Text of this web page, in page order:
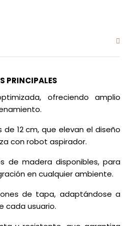
PRINCIPALES
ofreciendo amplio
12 cm, que elevan el diseño
con robot aspirador.
de madera disponibles, para
en cualquier ambiente.
de tapa, adaptándose a
cada usuario.